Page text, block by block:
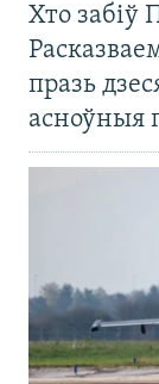
Хто забіў
празь
асноўныя